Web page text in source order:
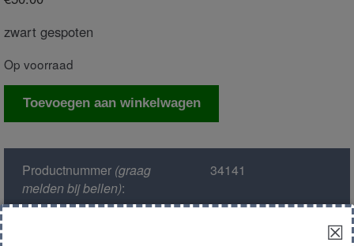
zwart gespoten
Op voorraad
Spiegel
Toevoegen aan winkelwagen
Productnummer(graag
melden bij bellen):
34141
☒